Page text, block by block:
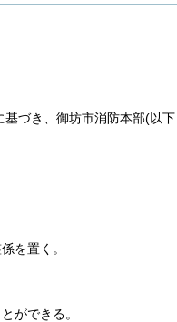
基づき、御坊市消防本部(以
を置く。
ができる。